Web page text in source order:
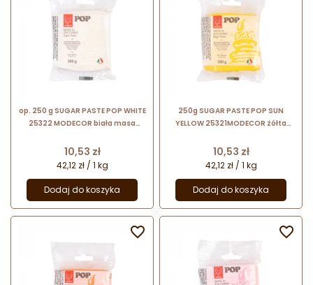
op. 250 g SUGAR PASTE POP WHITE
25322 MODECOR biała masa
Cena
10,53 zł
42,12 zł / 1 kg
Dodaj do koszyka
250g SUGAR PASTE POP SUN
YELLOW 25321MODECOR żółta
Cena
10,53 zł
42,12 zł / 1 kg
Dodaj do koszyka
 